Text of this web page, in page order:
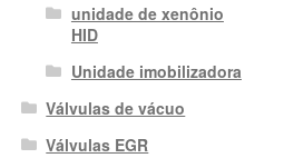
unidade de xenônio
HID
Unidade imobilizadora
Válvulas de vácuo
Válvulas EGR